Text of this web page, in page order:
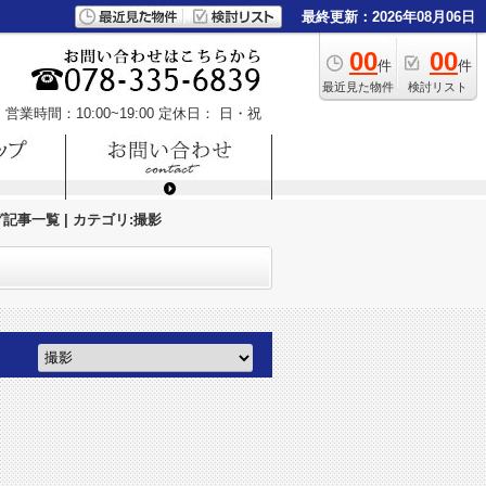
最終更新：2026年08月06日
00件
最近見た物件
00件
検討リスト
営業時間：10:00~19:00 定休日： 日・祝
事一覧 | カテゴリ:撮影